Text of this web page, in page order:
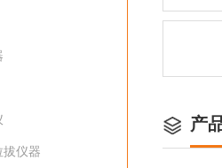
拔仪器
产